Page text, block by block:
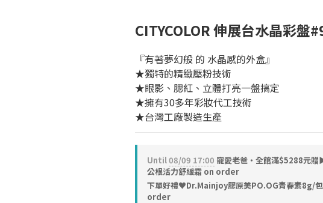
CITYCOLOR 伸展台水晶彩盤
『有著夢幻般 的 水晶感的外盒』
★獨特的精緻壓粉技術
★眼影、腮紅、立體打亮一盤搞定
★擁有30多年彩妝代工技術
★台灣工廠製造生產
Until08/09 17:00 寵愛老爸・全館滿$5288元贈
公根活力舒緩霜 on order
下單好禮♥︎Dr.Mainjoy膠原美PO.OG青春素8g/
order